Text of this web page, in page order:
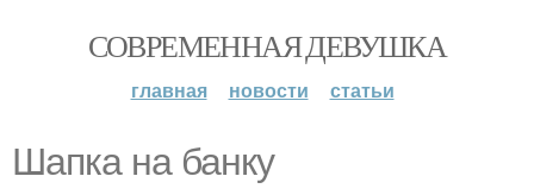
СОВРЕМЕННАЯ ДЕВУШКА
главная новости статьи
Шапка на банку